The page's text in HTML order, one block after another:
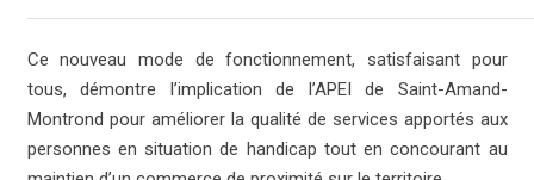
Ce nouveau mode de fonctionnement, satisfaisant pour
tous, démontre l’implication de l’APEI de Saint-Amand-
Montrond pour améliorer la qualité de services apportés aux
personnes en situation de handicap tout en concourant au